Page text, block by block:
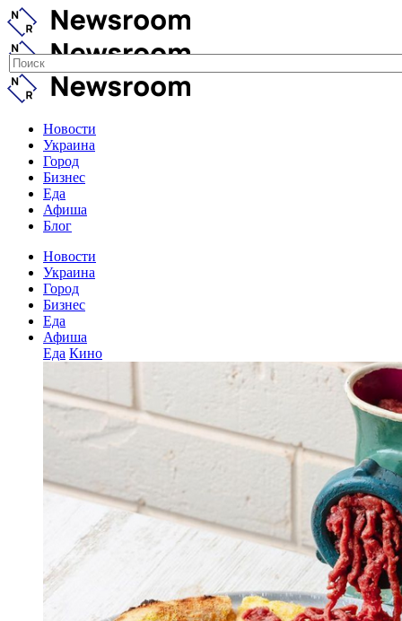
Новости
Украина
Город
Бизнес
Еда
Афиша
Блог
Новости
Украина
Город
Бизнес
Еда
Афиша
Еда Кино